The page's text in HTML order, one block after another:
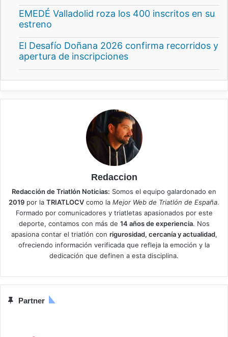
EMEDÉ Valladolid roza los 400 inscritos en su
estreno
El Desafío Doñana 2026 confirma recorridos y
apertura de inscripciones
Redaccion
Redacción de Triatlón Noticias: Somos el equipo galardonado en
2019 por la TRIATLOCV como la Mejor Web de Triatlón de España.
Formado por comunicadores y triatletas apasionados por este
deporte, contamos con más de 14 años de experiencia. Nos
apasiona contar el triatlón con rigurosidad, cercanía y actualidad,
ofreciendo información verificada que refleja la emoción y la
dedicación que definen a esta disciplina.
Partner